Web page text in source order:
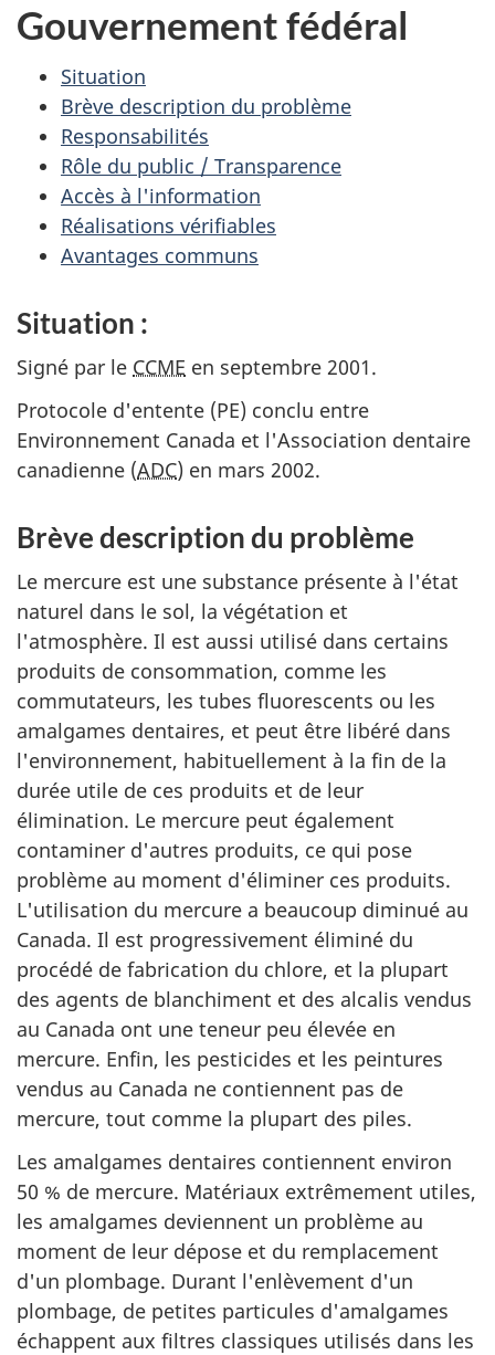
Gouvernement fédéral
Situation
Brève description du problème
Responsabilités
Rôle du public / Transparence
Accès à l'information
Réalisations vérifiables
Avantages communs
Situation :
Signé par le CCME en septembre 2001.
Protocole d'entente (PE) conclu entre
Environnement Canada et l'Association dentaire
canadienne (ADC) en mars 2002.
Brève description du problème
Le mercure est une substance présente à l'état
naturel dans le sol, la végétation et
l'atmosphère. Il est aussi utilisé dans certains
produits de consommation, comme les
commutateurs, les tubes fluorescents ou les
amalgames dentaires, et peut être libéré dans
l'environnement, habituellement à la fin de la
durée utile de ces produits et de leur
élimination. Le mercure peut également
contaminer d'autres produits, ce qui pose
problème au moment d'éliminer ces produits.
L'utilisation du mercure a beaucoup diminué au
Canada. Il est progressivement éliminé du
procédé de fabrication du chlore, et la plupart
des agents de blanchiment et des alcalis vendus
au Canada ont une teneur peu élevée en
mercure. Enfin, les pesticides et les peintures
vendus au Canada ne contiennent pas de
mercure, tout comme la plupart des piles.
Les amalgames dentaires contiennent environ
50 % de mercure. Matériaux extrêmement utiles,
les amalgames deviennent un problème au
moment de leur dépose et du remplacement
d'un plombage. Durant l'enlèvement d'un
plombage, de petites particules d'amalgames
échappent aux filtres classiques utilisés dans les